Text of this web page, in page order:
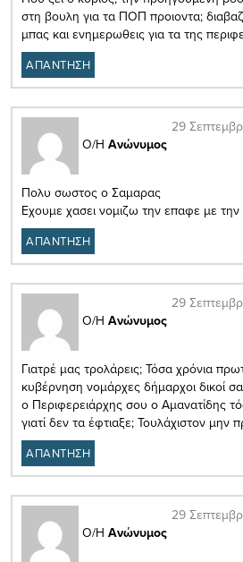
στη βουλη για τα ΠΟΠ προιοντα;
μπας και ενημερωθεις για τα της
ΑΠΑΝΤΗΣΗ
Ο/Η Ανώνυμος
29
Πολυ σωστος ο Σαμαρας
Εχουμε χασει νομιζω την επαφε με την
ΑΠΑΝΤΗΣΗ
Ο/Η Ανώνυμος
29
Γιατρέ μας τρολάρεις; Τόσα χρόνια
κυβέρνηση νομάρχες δήμαρχοι δικοί
ο Περιφερειάρχης σου ο Αμανατίδης
γιατί δεν τα έφτιαξε; Τουλάχιστον μην
ΑΠΑΝΤΗΣΗ
Ο/Η Ανώνυμος
29